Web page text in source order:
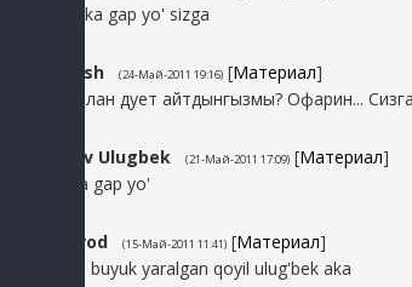
Ulug'bek aka gap yo' sizga
Quwanish (24-Май-2011 19:16) [Материал]
Енрике билан дует айтдынгызмы? Офарин...
Uzbekov Ulugbek (21-Май-2011 17:09) [Материал]
Ulug'bekka gap yo'
Hojimurod (15-Май-2011 11:41) [Материал]
o'zbek o'zi buyuk yaralgan qoyil ulug'bek aka